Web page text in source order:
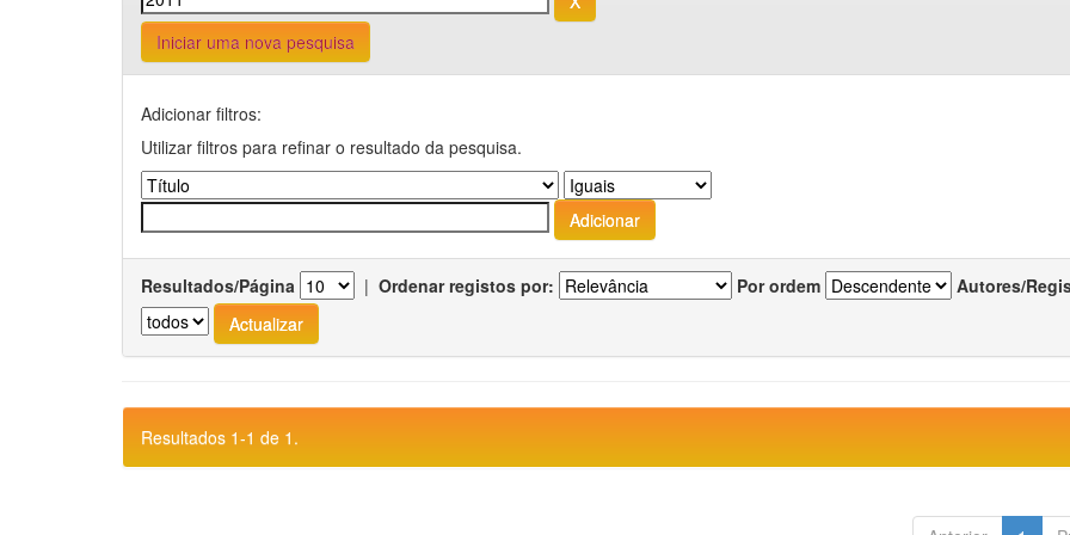
Iniciar uma nova pesquisa
Adicionar filtros:
Utilizar filtros para refinar o resultado da pesquisa.
Resultados/Página | Ordenar registos por: Por ordem Autores/
Resultados 1-1 de 1.